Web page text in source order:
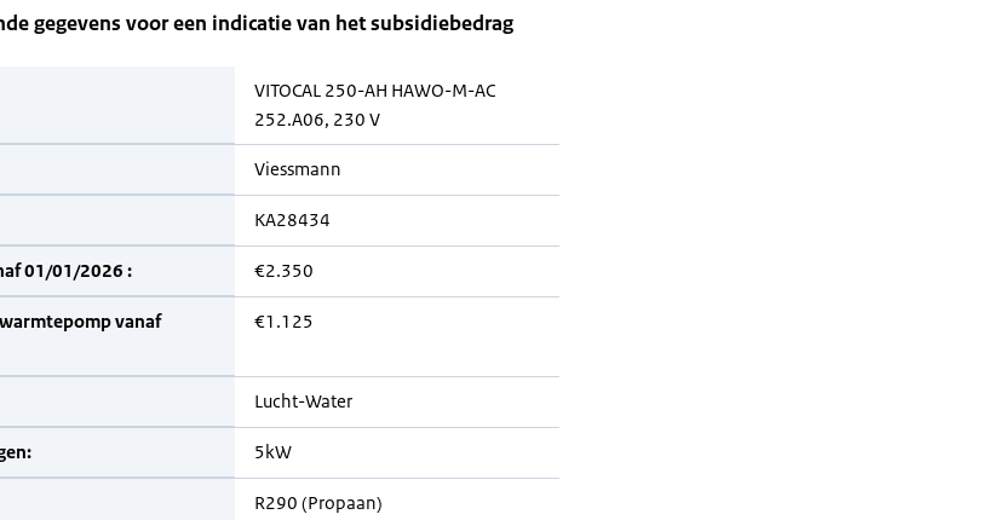
gegevens voor een indicatie van het subsidiebedrag
VITOCAL 250-AH HAWO-M-AC
252.A06, 230 V
Viessmann
KA28434
01/01/2026 : €2.350
vanaf
€1.125
Lucht-Water
5kW
R290 (Propaan)